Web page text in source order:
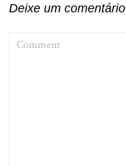
Deixe um comentário